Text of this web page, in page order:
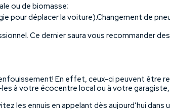
ou de biomasse;
pour déplacer la voiture).Changement de
Ce dernier saura vous recommander
En effet, ceux-ci peuvent être
à votre écocentre local ou à votre garagiste,
les ennuis en appelant dès aujourd’hui dans